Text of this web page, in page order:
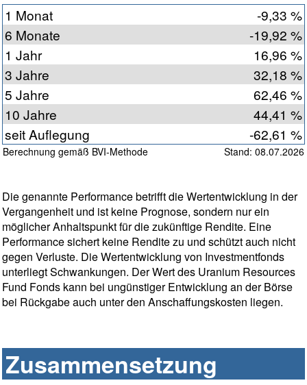
1 Monat
-9,33 %
6 Monate
-19,92 %
1 Jahr
16,96 %
3 Jahre
32,18 %
5 Jahre
62,46 %
10 Jahre
44,41 %
seit Auflegung
-62,61 %
Berechnung gemäß BVI-Methode Stand: 08.07.2026
Die genannte Performance betrifft die Wertentwicklung in der
Vergangenheit und ist keine Prognose, sondern nur ein
möglicher Anhaltspunkt für die zukünftige Rendite. Eine
Performance sichert keine Rendite zu und schützt auch nicht
gegen Verluste. Die Wertentwicklung von Investmentfonds
unterliegt Schwankungen. Der Wert des Uranium Resources
Fund Fonds kann bei ungünstiger Entwicklung an der Börse
bei Rückgabe auch unter den Anschaffungskosten liegen.
Zusammensetzung